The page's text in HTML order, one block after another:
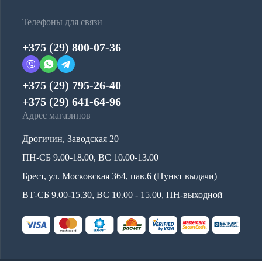
Телефоны для связи
+375 (29) 800-07-36
+375 (29) 795-26-40
+375 (29) 641-64-96
Адрес магазинов
Дрогичин, Заводская 20
ПН-СБ 9.00-18.00, ВС 10.00-13.00
Брест, ул. Московская 364, пав.6 (Пункт выдачи)
ВТ-СБ 9.00-15.30, ВС 10.00 - 15.00, ПН-выходной